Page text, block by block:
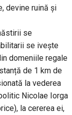
devine ruină și
se
se ivește
domeniile regale
de 1 km de
la vederea
Nicolae Iorga
la cererea ei,